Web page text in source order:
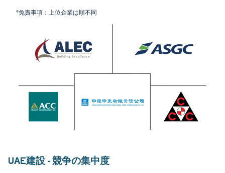
*免責事項：上位企業は順不同
UAE建設 - 競争の集中度